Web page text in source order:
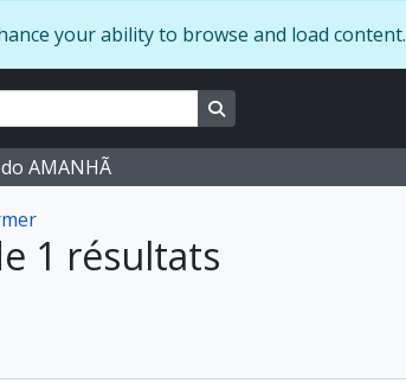
your ability to browse and load content.
AMANHÃ
1 résultats